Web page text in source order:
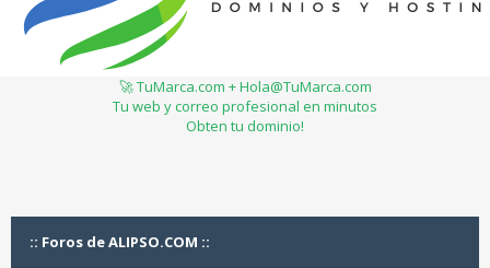
🚀 TuMarca.com + Hola@TuMarca.com
Tu web y correo profesional en minutos
Obten tu dominio!
:: Foros de ALIPSO.COM ::